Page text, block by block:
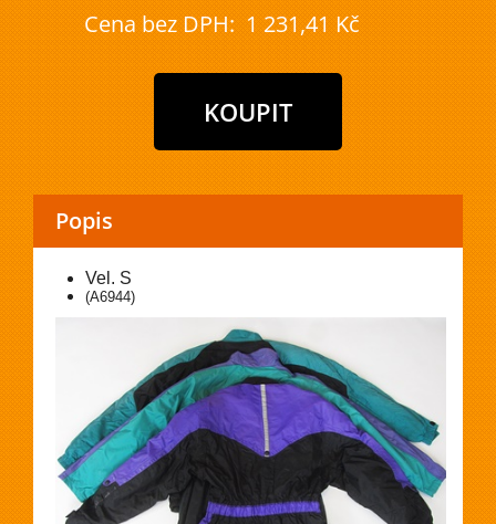
Cena bez DPH: 1 231,41 Kč
Popis
Vel. S
(A6944)